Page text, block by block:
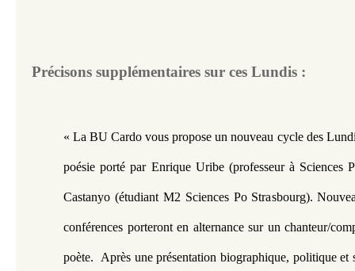
Précisons supplémentaires sur ces Lundis :
« La BU Cardo vous propose un nouveau cycle des
poésie porté par Enrique Uribe (professeur à Sciences
Castanyo (étudiant M2 Sciences Po Strasbourg).
conférences porteront en alternance sur un chanteur/
poète. Après une présentation biographique, politique et